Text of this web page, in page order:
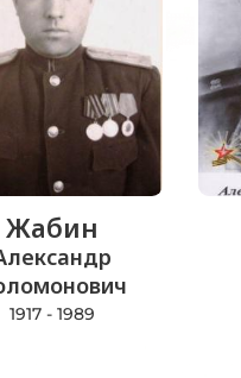
Жабин
1917 - 1989